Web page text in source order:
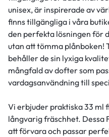
unisex, är inspirerade av
finns tillgängliga i våra
den perfekta lösningen för
utan att tömma plånboken!
behåller de sin lyxiga
mångfald av dofter som
vardagsanvändning till
Vi erbjuder praktiska 33 ml
långvarig fräschhet.
att förvara och passar